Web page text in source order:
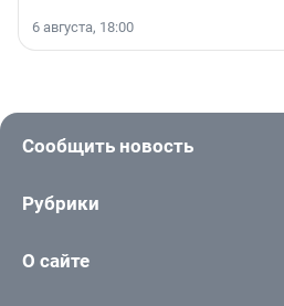
6 августа, 18:00
Сообщить новость
Рубрики
О сайте